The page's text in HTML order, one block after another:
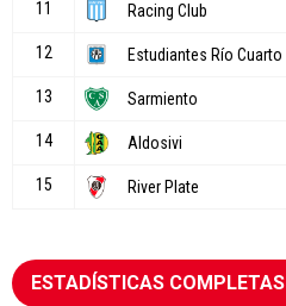
ESTADÍSTICAS COMPLETAS